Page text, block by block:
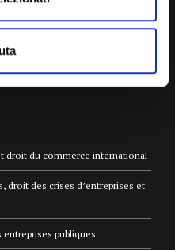
droit du commerce international
droit des crises d’entreprises et
publiques